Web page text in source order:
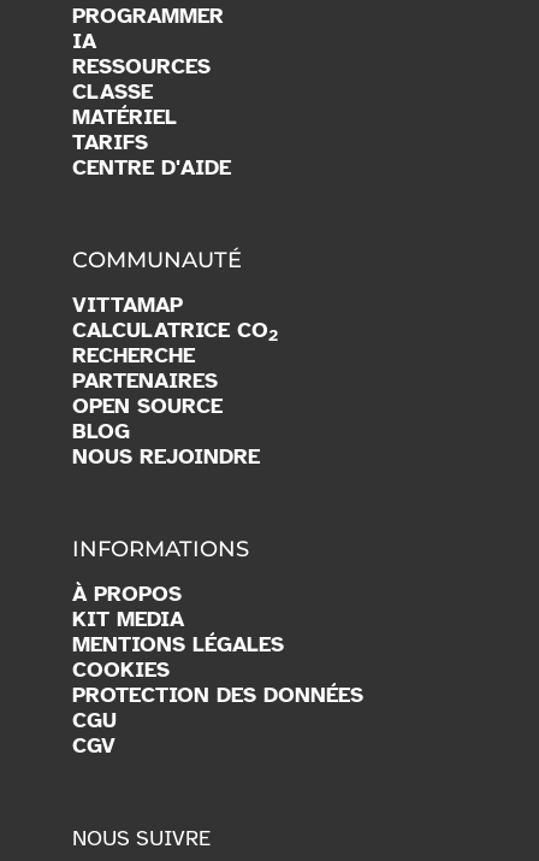
PROGRAMMER
IA
RESSOURCES
CLASSE
MATÉRIEL
TARIFS
CENTRE D'AIDE
COMMUNAUTÉ
VITTAMAP
CALCULATRICE CO2
RECHERCHE
PARTENAIRES
OPEN SOURCE
BLOG
NOUS REJOINDRE
INFORMATIONS
À PROPOS
KIT MEDIA
MENTIONS LÉGALES
COOKIES
PROTECTION DES DONNÉES
CGU
CGV
NOUS SUIVRE